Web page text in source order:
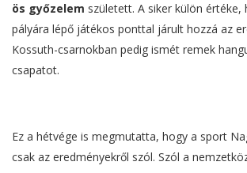
ös győzelem született. A siker külön értéke,
pályára lépő játékos ponttal járult hozzá az
Kossuth-csarnokban pedig ismét remek
csapatot.
Ez a hétvége is megmutatta, hogy a sport
csak az eredményekről szól. Szól a